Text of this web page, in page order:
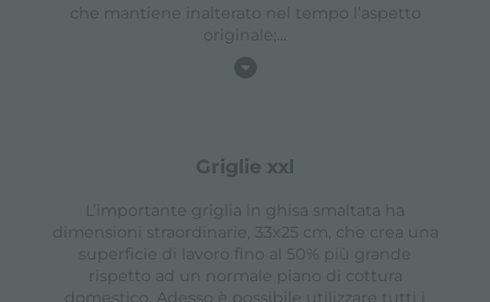
che mantiene inalterato nel tempo l’aspetto
originale;...
griglie xxl
L’importante griglia in ghisa smaltata ha
dimensioni straordinarie, 33x25 cm, che crea una
superficie di lavoro fino al 50% più grande
rispetto ad un normale piano di cottura